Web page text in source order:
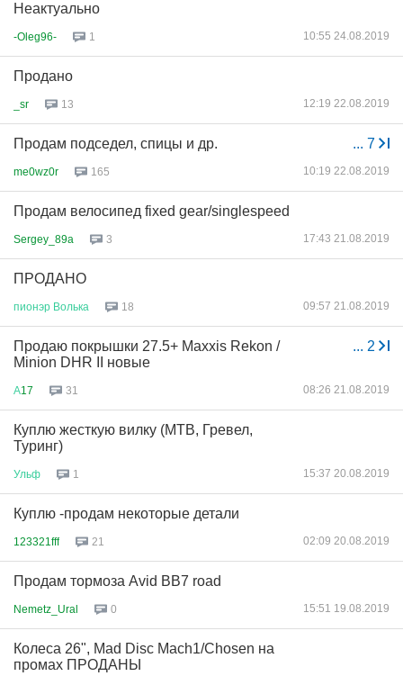
Неактуально
-Oleg96- 1 10:55 24.08.2019
Продано
_sr 13 12:19 22.08.2019
... 7
Продам подседел, спицы и др.
me0wz0r 165 10:19 22.08.2019
Продам велосипед fixed gear/singlespeed
Sergey_89a 3 17:43 21.08.2019
ПРОДАНО
пионэр Волька 18 09:57 21.08.2019
... 2
Продаю покрышки 27.5+ Maxxis Rekon /
Minion DHR II новые
А17 31 08:26 21.08.2019
Куплю жесткую вилку (МТВ, Гревел,
Туринг)
Ульф 1 15:37 20.08.2019
Куплю -продам некоторые детали
123321fff 21 02:09 20.08.2019
Продам тормоза Avid BB7 road
Nemetz_Ural 0 15:51 19.08.2019
Колеса 26", Mad Disс Mach1/Chosen на
промах ПРОДАНЫ